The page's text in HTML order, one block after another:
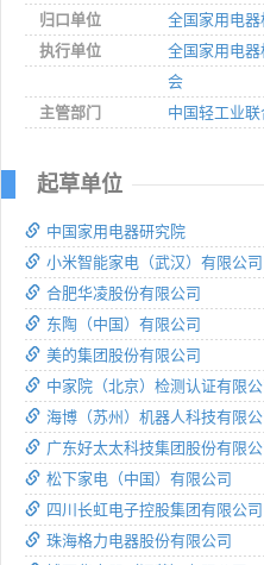
归口单位
全国家用电
执行单位
全国家用电
会
主管部门
中国轻工业联
起草单位
中国家用电器研究院
小米智能家电（武汉）有限公司
合肥华凌股份有限公司
东陶（中国）有限公司
美的集团股份有限公司
中家院（北京）检测认证有限公
海博（苏州）机器人科技有限公
广东好太太科技集团股份有限公
松下家电（中国）有限公司
四川长虹电子控股集团有限公司
珠海格力电器股份有限公司